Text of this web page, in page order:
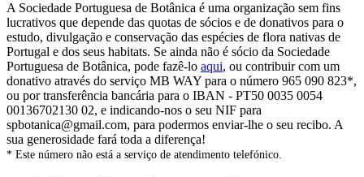
A Sociedade Portuguesa de Botânica é uma organização sem fins
lucrativos que depende das quotas de sócios e de donativos para o
estudo, divulgação e conservação das espécies de flora nativas de
Portugal e dos seus habitats. Se ainda não é sócio da Sociedade
Portuguesa de Botânica, pode fazê-lo aqui, ou contribuir com um
donativo através do serviço MB WAY para o número 965 090 823*,
ou por transferência bancária para o IBAN - PT50 0035 0054
00136702130 02, e indicando-nos o seu NIF para
spbotanica@gmail.com, para podermos enviar-lhe o seu recibo. A
sua generosidade fará toda a diferença!
* Este número não está a serviço de atendimento telefónico.